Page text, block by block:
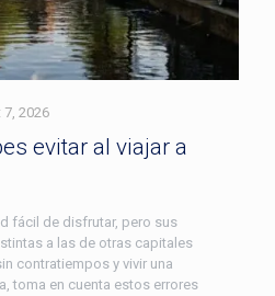
2026
evitar al viajar a
fácil de disfrutar, pero sus
a las de otras capitales
contratiempos y vivir una
toma en cuenta estos errores